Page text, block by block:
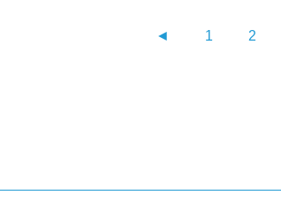
◄ 1 2